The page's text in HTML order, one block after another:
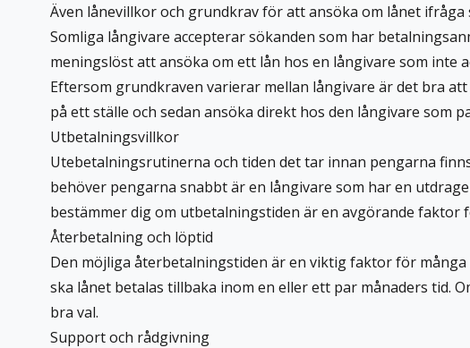
Även lånevillkor och grundkrav för att ansöka om lånet
Somliga långivare accepterar sökanden som har
meningslöst att ansöka om ett lån hos en långivare som inte
Eftersom grundkraven varierar mellan långivare är det bra
på ett ställe och sedan ansöka direkt hos den långivare som
Utbetalningsvillkor
Utebetalningsrutinerna och tiden det tar innan pengarna
behöver pengarna snabbt är en långivare som har en
bestämmer dig om utbetalningstiden är en avgörande faktor
Återbetalning och löptid
Den möjliga återbetalningstiden är en viktig faktor för
ska lånet betalas tillbaka inom en eller ett par månaders tid.
bra val.
Support och rådgivning